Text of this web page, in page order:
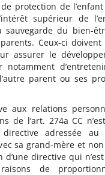
protection de
supérieur de
sauvegarde du bien-
Ceux-ci
assurer le
notamment
parent ou ses
aux relations
de l’art. 274a CC
adressée au
sa grand-mère et non
directive qui
de